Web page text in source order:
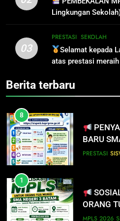
PRESTASI
1
ORANG
MPLS 2026
3
prestasi
PRESTASI
Lingkungan
03
PRESTASI SEKOLAH
Selamat kepada
atas prestasi
Berita terbaru
PRESTASI
8
BARU
1
ORANG
MPLS 2026
2
MPLS 2026